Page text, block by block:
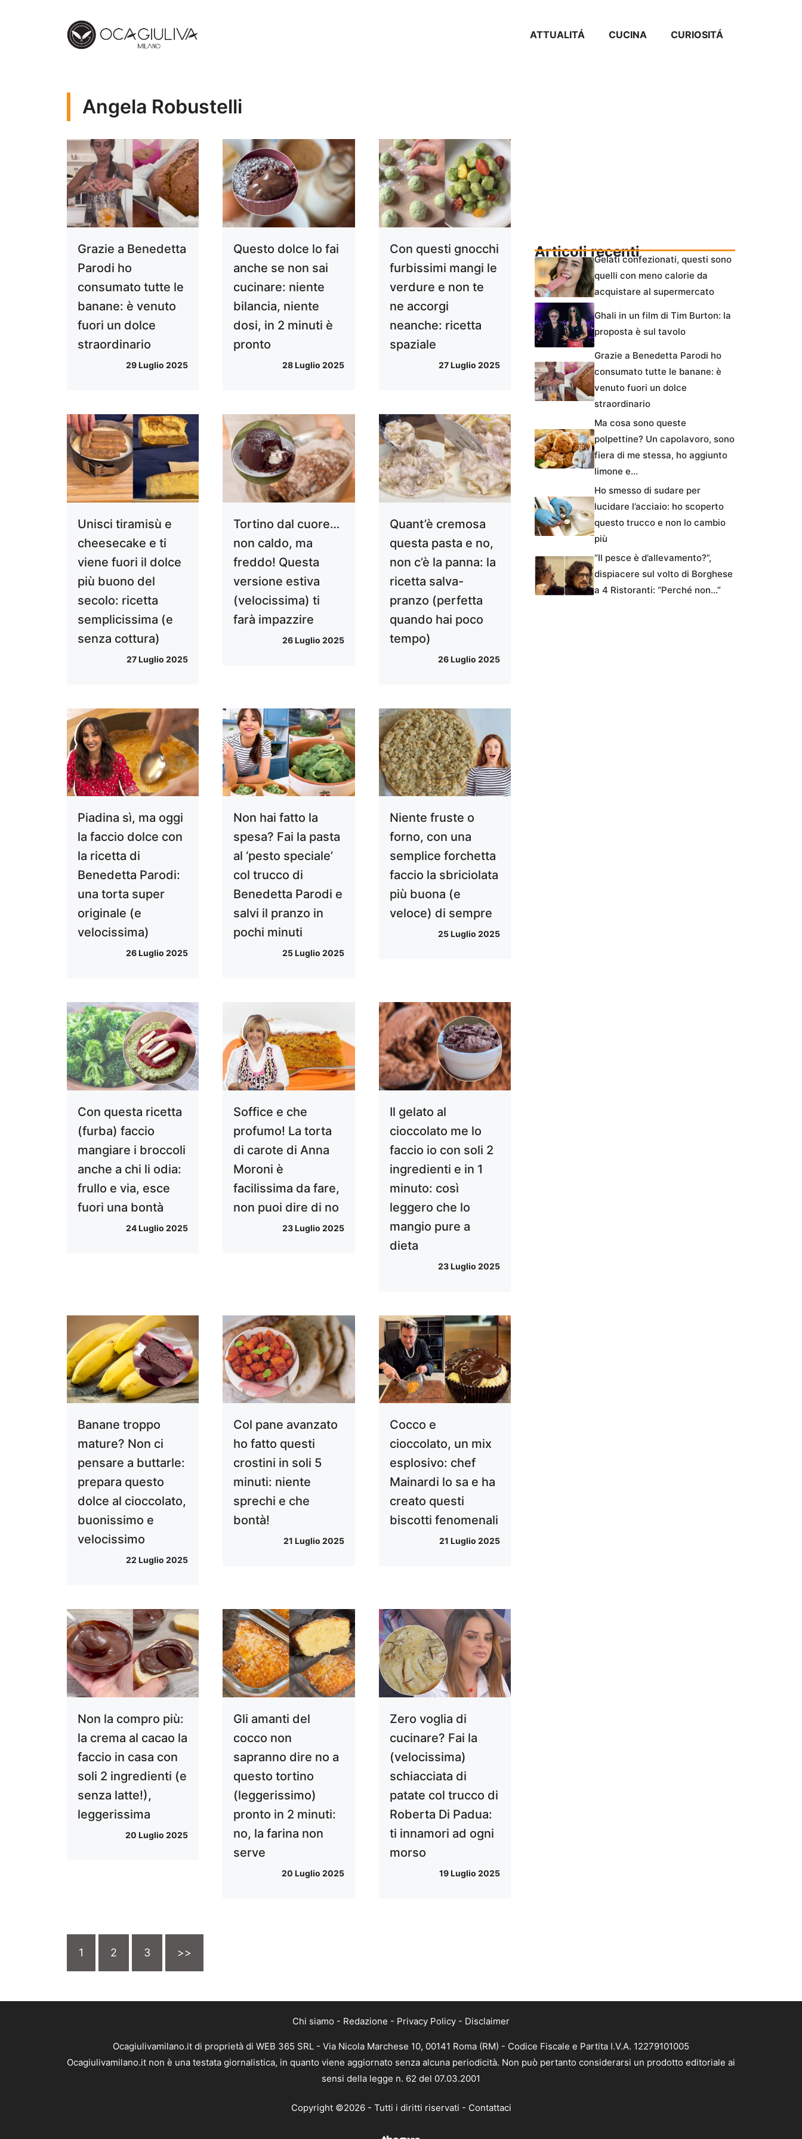
ATTUALITÁ CUCINA CURIOSITÁ
Angela Robustelli
Grazie a Benedetta
Parodi ho
consumato tutte le
banane: è venuto
fuori un dolce
straordinario
29 Luglio 2025
Questo dolce lo fai
anche se non sai
cucinare: niente
bilancia, niente
dosi, in 2 minuti è
pronto
28 Luglio 2025
Con questi gnocchi
furbissimi mangi le
verdure e non te
ne accorgi
neanche: ricetta
spaziale
27 Luglio 2025
Unisci tiramisù e
cheesecake e ti
viene fuori il dolce
più buono del
secolo: ricetta
semplicissima (e
senza cottura)
27 Luglio 2025
Tortino dal cuore…
non caldo, ma
freddo! Questa
versione estiva
(velocissima) ti
farà impazzire
26 Luglio 2025
Quant’è cremosa
questa pasta e no,
non c’è la panna: la
ricetta salva-
pranzo (perfetta
quando hai poco
tempo)
26 Luglio 2025
Piadina sì, ma oggi
la faccio dolce con
la ricetta di
Benedetta Parodi:
una torta super
originale (e
velocissima)
26 Luglio 2025
Non hai fatto la
spesa? Fai la pasta
al ‘pesto speciale’
col trucco di
Benedetta Parodi e
salvi il pranzo in
pochi minuti
25 Luglio 2025
Niente fruste o
forno, con una
semplice forchetta
faccio la sbriciolata
più buona (e
veloce) di sempre
25 Luglio 2025
Con questa ricetta
(furba) faccio
mangiare i broccoli
anche a chi li odia:
frullo e via, esce
fuori una bontà
24 Luglio 2025
Soffice e che
profumo! La torta
di carote di Anna
Moroni è
facilissima da fare,
non puoi dire di no
23 Luglio 2025
Il gelato al
cioccolato me lo
faccio io con soli 2
ingredienti e in 1
minuto: così
leggero che lo
mangio pure a
dieta
23 Luglio 2025
Banane troppo
mature? Non ci
pensare a buttarle:
prepara questo
dolce al cioccolato,
buonissimo e
velocissimo
22 Luglio 2025
Col pane avanzato
ho fatto questi
crostini in soli 5
minuti: niente
sprechi e che
bontà!
21 Luglio 2025
Cocco e
cioccolato, un mix
esplosivo: chef
Mainardi lo sa e ha
creato questi
biscotti fenomenali
21 Luglio 2025
Non la compro più:
la crema al cacao la
faccio in casa con
soli 2 ingredienti (e
senza latte!),
leggerissima
20 Luglio 2025
Gli amanti del
cocco non
sapranno dire no a
questo tortino
(leggerissimo)
pronto in 2 minuti:
no, la farina non
serve
20 Luglio 2025
Zero voglia di
cucinare? Fai la
(velocissima)
schiacciata di
patate col trucco di
Roberta Di Padua:
ti innamori ad ogni
morso
19 Luglio 2025
1 2 3 >>
Articoli recentiGelati confezionati, questi sono
quelli con meno calorie da
acquistare al supermercato
Ghali in un film di Tim Burton: la
proposta è sul tavolo
Grazie a Benedetta Parodi ho
consumato tutte le banane: è
venuto fuori un dolce
straordinario
Ma cosa sono queste
polpettine? Un capolavoro, sono
fiera di me stessa, ho aggiunto
limone e…
Ho smesso di sudare per
lucidare l’acciaio: ho scoperto
questo trucco e non lo cambio
più
“Il pesce è d’allevamento?”,
dispiacere sul volto di Borghese
a 4 Ristoranti: “Perché non…”
Chi siamo - Redazione - Privacy Policy - Disclaimer
Ocagiulivamilano.it di proprietà di WEB 365 SRL - Via Nicola Marchese 10, 00141 Roma (RM) - Codice Fiscale e Partita I.V.A. 12279101005
Ocagiulivamilano.it non è una testata giornalistica, in quanto viene aggiornato senza alcuna periodicità. Non può pertanto considerarsi un prodotto editoriale ai
sensi della legge n. 62 del 07.03.2001
Copyright ©2026 - Tutti i diritti riservati - Contattaci